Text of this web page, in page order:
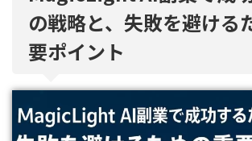
の戦略と、失敗を避ける
要ポイント